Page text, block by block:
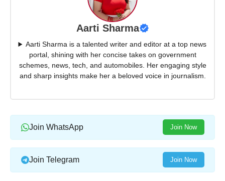
Aarti Sharma
Aarti Sharma is a talented writer and editor at a top news
portal, shining with her concise takes on government
schemes, news, tech, and automobiles. Her engaging style
and sharp insights make her a beloved voice in journalism.
Join WhatsApp Join Now
Join Telegram Join Now